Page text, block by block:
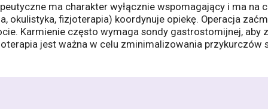
ma charakter wyłącznie wspomagający i ma na
okulistyka, fizjoterapia) koordynuje opiekę. Operacja
Karmienie często wymaga sondy gastrostomijnej, aby
jest ważna w celu zminimalizowania przykurczów